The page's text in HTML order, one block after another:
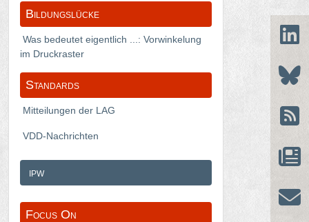
Bildungslücke
Was bedeutet eigentlich ...: Vorwinkelung
im Druckraster
Standards
Mitteilungen der LAG
VDD-Nachrichten
ipw
Focus On